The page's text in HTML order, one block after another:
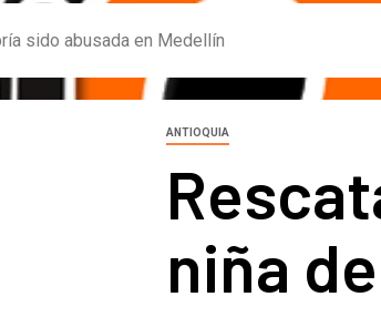
sido abusada en Medellín
ANTIOQUIA
niña